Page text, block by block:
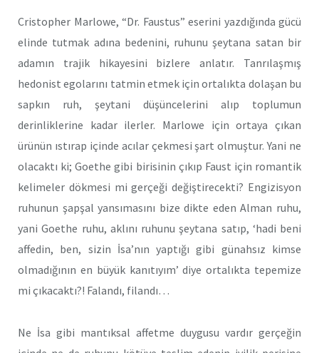
Cristopher Marlowe, “Dr. Faustus” eserini yazdığında gücü
elinde tutmak adına bedenini, ruhunu şeytana satan bir
adamın trajik hikayesini bizlere anlatır. Tanrılaşmış
hedonist egolarını tatmin etmek için ortalıkta dolaşan bu
sapkın ruh, şeytani düşüncelerini alıp toplumun
derinliklerine kadar ilerler. Marlowe için ortaya çıkan
ürünün ıstırap içinde acılar çekmesi şart olmuştur. Yani ne
olacaktı ki; Goethe gibi birisinin çıkıp Faust için romantik
kelimeler dökmesi mi gerçeği değiştirecekti? Engizisyon
ruhunun şapşal yansımasını bize dikte eden Alman ruhu,
yani Goethe ruhu, aklını ruhunu şeytana satıp, ‘hadi beni
affedin, ben, sizin İsa’nın yaptığı gibi günahsız kimse
olmadığının en büyük kanıtıyım’ diye ortalıkta tepemize
mi çıkacaktı?! Falandı, filandı…
Ne İsa gibi mantıksal affetme duygusu vardır gerçeğin